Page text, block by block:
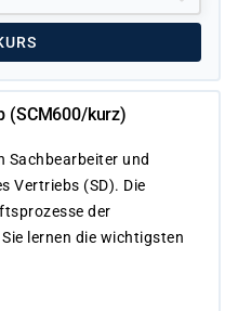
(SCM600/kurz)
Sachbearbeiter und
Vertriebs (SD). Die
der
lernen die wichtigsten